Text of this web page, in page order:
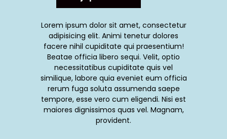
Lorem ipsum dolor sit amet, consectetur
adipisicing elit. Animi tenetur dolores
facere nihil cupiditate qui praesentium!
Beatae officia libero sequi. Velit, optio
necessitatibus cupiditate quis vel
similique, labore quia eveniet eum officia
rerum fuga soluta assumenda saepe
tempore, esse vero cum eligendi. Nisi est
maiores dignissimos quas vel. Magnam,
provident.